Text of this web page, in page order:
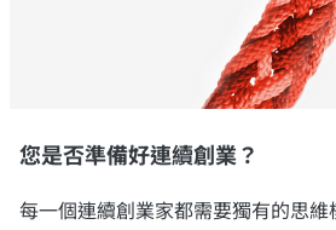
您是否準備好連續創業？
每一個連續創業家都需要獨有的思